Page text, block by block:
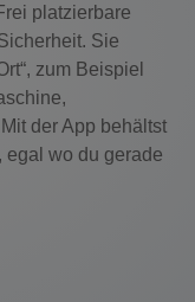
platzierbare
Sie
zum Beispiel
der App behältst
egal wo du gerade